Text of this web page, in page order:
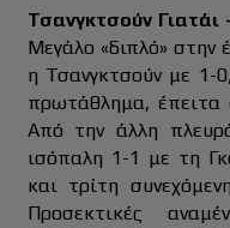
Τσανγκτσούν Γιατάι
Μεγάλο «διπλό» στην
η Τσανγκτσούν με 1-
πρωτάθλημα, έπειτα
Από την άλλη
ισόπαλη 1-1 με τη
και τρίτη
Προσεκτικές